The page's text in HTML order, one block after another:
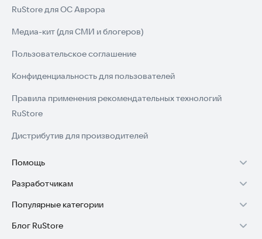
RuStore для ОС Аврора
Медиа-кит (для СМИ и блогеров)
Пользовательское соглашение
Конфиденциальность для пользователей
Правила применения рекомендательных технологий
RuStore
Дистрибутив для производителей
Помощь
Установка RuStore на TV
Установка RuStore на телефон
Установка RuStore в машину
Разработчикам
Зарабатывать с RuStore
Стать разработчиком
Популярные категории
Игры для Android
Блог RuStore